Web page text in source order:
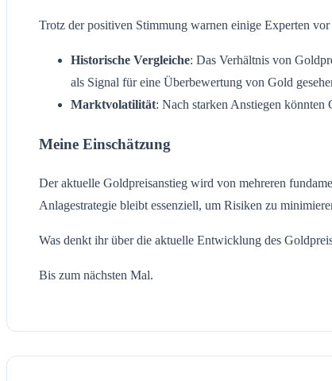
Trotz der positiven Stimmung warnen einige Experten
Historische Vergleiche: Das Verhältnis von
als Signal für eine Überbewertung von Gold
Marktvolatilität: Nach starken Anstiegen
Meine Einschätzung
Der aktuelle Goldpreisanstieg wird von mehreren
Anlagestrategie bleibt essenziell, um Risiken zu
Was denkt ihr über die aktuelle Entwicklung des
Bis zum nächsten Mal.